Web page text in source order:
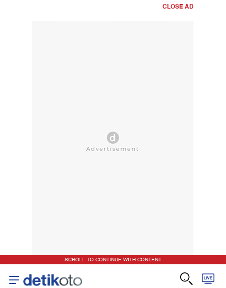
CLOSE AD
SCROLL TO CONTINUE WITH CONTENT